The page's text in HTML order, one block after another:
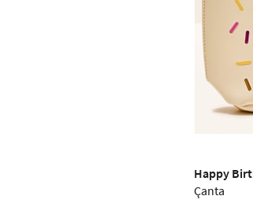
Happy
Çanta